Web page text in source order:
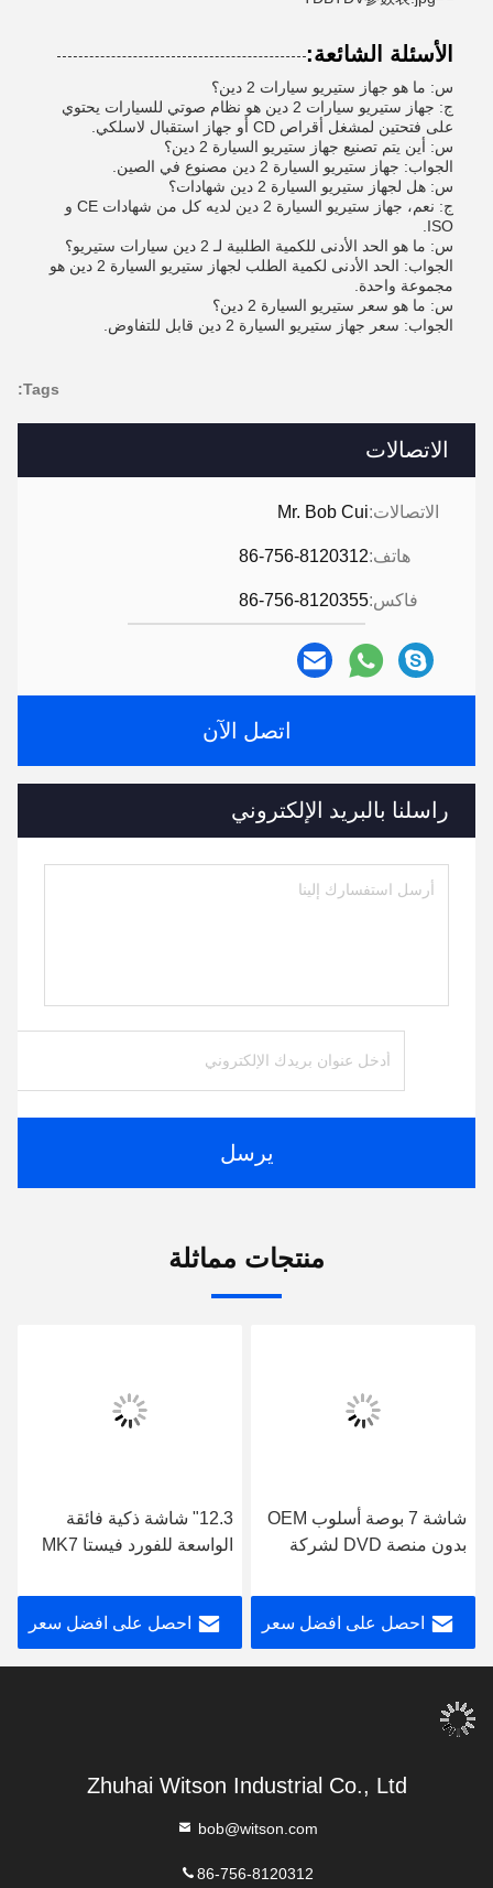
الاتصالات
الاتصالات:Mr. Bob Cui
هاتف:86-756-8120312
فاكس:86-756-8120355
اتصل الآن
راسلنا بالبريد الإلكتروني
يرسل
الأسئلة الشائعة:
س: ما هو جهاز ستيريو سيارات 2 دين؟
ج: جهاز ستيريو سيارات 2 دين هو نظام صوتي للسيارات يحتوي
على فتحتين لمشغل أقراص CD أو جهاز استقبال لاسلكي.
س: أين يتم تصنيع جهاز ستيريو السيارة 2 دين؟
الجواب: جهاز ستيريو السيارة 2 دين مصنوع في الصين.
س: هل لجهاز ستيريو السيارة 2 دين شهادات؟
ج: نعم، جهاز ستيريو السيارة 2 دين لديه كل من شهادات CE و
ISO.
س: ما هو الحد الأدنى للكمية الطلبية لـ 2 دين سيارات ستيريو؟
الجواب: الحد الأدنى لكمية الطلب لجهاز ستيريو السيارة 2 دين هو
مجموعة واحدة.
س: ما هو سعر ستيريو السيارة 2 دين؟
الجواب: سعر جهاز ستيريو السيارة 2 دين قابل للتفاوض.
Tags:
منتجات مماثلة
شاشة 7 بوصة أسلوب OEM
بدون منصة DVD لشركة
2017 سيارات متعددة
الوسائط ستيريو
احصل على افضل سعر
12.3" شاشة ذكية فائقة
الواسعة للفورد فيستا MK7
لمسة QLED الستيريو
الوسائط المتعددة
احصل على افضل سعر
Zhuhai Witson Industrial Co., Ltd
bob@witson.com
86-756-8120312